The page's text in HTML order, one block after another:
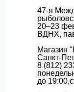
47-я
20–23
ВДНХ,
Магазин
Санкт-
8 (812)
до